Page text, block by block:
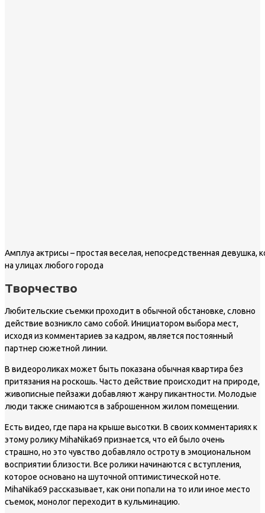
Амплуа актрисы – простая веселая, непосредственная девушка,
на улицах любого города
Творчество
Любительские съемки проходит в обычной обстановке, словно
действие возникло само собой. Инициатором выбора мест,
исходя из комментариев за кадром, является постоянный
партнер сюжетной линии.
В видеороликах может быть показана обычная квартира без
притязания на роскошь. Часто действие происходит на природе,
живописные пейзажи добавляют жанру пикантности. Молодые
люди также снимаются в заброшенном жилом помещении.
Есть видео, где пара на крыше высотки. В своих комментариях к
этому ролику MihaNika69 признается, что ей было очень
страшно, но это чувство добавляло остроту в эмоциональном
восприятии близости. Все ролики начинаются с вступления,
которое основано на шуточной оптимистической ноте.
MihaNika69 рассказывает, как они попали на то или иное место
съемок, монолог переходит в кульминацию.